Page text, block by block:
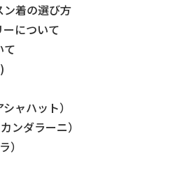
着の選び方
について
て
ャハット）
ンダラーニ）
）